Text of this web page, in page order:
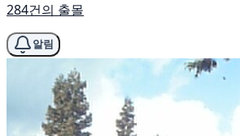
284건의 출몰
알림